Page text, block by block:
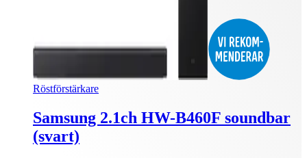
Röstförstärkare
Samsung 2.1ch HW-B460F soundbar
(svart)